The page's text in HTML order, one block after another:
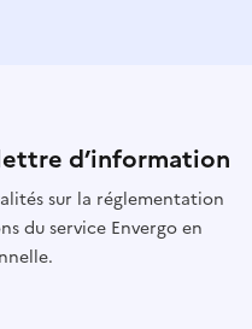
d’information
sur la réglementation
du service Envergo en